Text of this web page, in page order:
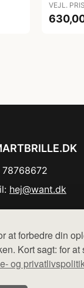
at forbedre din
Kort sagt: for at
og
VEJL.
78768672
hej@want.dk
side - vi